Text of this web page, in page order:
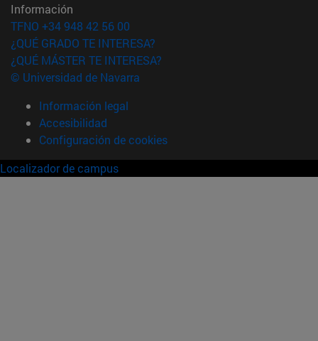
Información
TFNO +34 948 42 56 00
¿QUÉ GRADO TE INTERESA?
¿QUÉ MÁSTER TE INTERESA?
© Universidad de Navarra
Información legal
Accesibilidad
Configuración de cookies
Localizador de campus